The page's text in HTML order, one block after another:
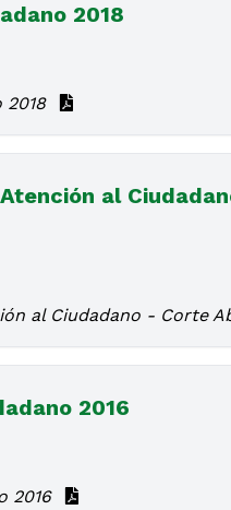
2018
2018
al
al Ciudadano - Corte
2016
2016